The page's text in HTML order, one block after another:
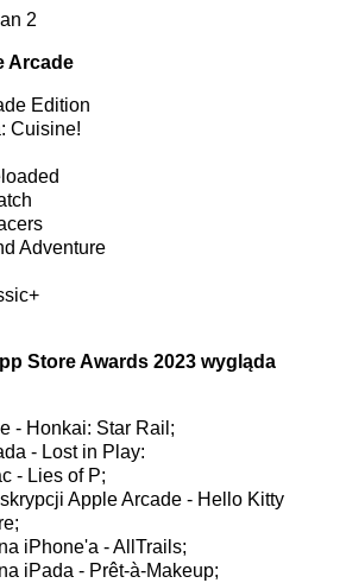
2
Arcade
Edition
Cuisine!
Adventure
Store Awards 2023 wygląda
- Honkai: Star Rail;
- Lost in Play:
- Lies of P;
Apple Arcade - Hello Kitty
iPhone'a - AllTrails;
iPada - Prêt-à-Makeup;